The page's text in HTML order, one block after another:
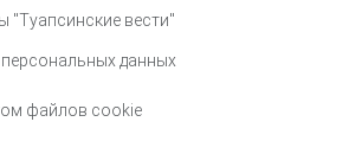
"Туапсинские вести"
данных
файлов cookie